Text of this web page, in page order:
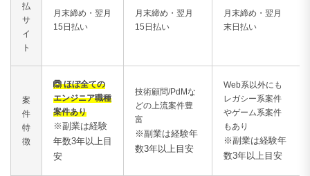
払
サ
イ
ト
月末締め・翌月
15日払い
月末締め・翌月
15日払い
月末締め・翌月
末日払い
案
件
特
徴
🙆 ほぼ全ての
エンジニア職種
案件あり
※副業は経験
年数3年以上目
安
技術顧問/PdMな
どの上流案件豊
富
※副業は経験年
数3年以上目安
Web系以外にも
レガシー系案件
やゲーム系案件
もあり
※副業は経験年
数3年以上目安